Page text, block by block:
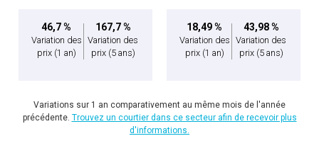
46,7 %
Variation des
prix (1 an)
167,7 %
Variation des
prix (5 ans)
18,49 %
Variation des
prix (1 an)
43,98 %
Variation des
prix (5 ans)
Variations sur 1 an comparativement au même mois de l'année
précédente. Trouvez un courtier dans ce secteur afin de recevoir plus
d'informations.